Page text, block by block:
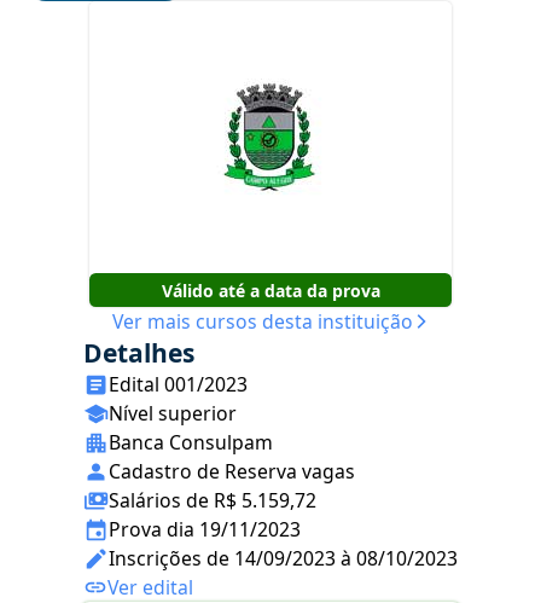
Válido até a data da prova
Ver mais cursos desta instituição
Detalhes
Edital 001/2023
Nível superior
Banca Consulpam
Cadastro de Reserva vagas
Salários de R$ 5.159,72
Prova dia 19/11/2023
Inscrições de 14/09/2023 à 08/10/2023
Ver edital